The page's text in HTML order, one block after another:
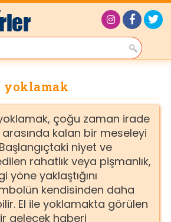
yoklamak
çoğu zaman irade
kalan bir meseleyi
niyet ve
rahatlık veya pişmanlık,
yöne yaklaştığını
kendisinden daha
El ile yoklamakta görülen
gelecek haberi